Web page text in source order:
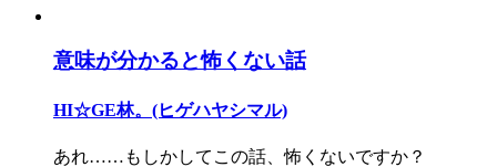
意味が分かると怖くない話
HI☆GE林。(ヒゲハヤシマル)
あれ……もしかしてこの話、怖くないですか？